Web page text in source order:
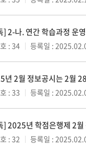
] 2-나. 연간 학습과정 운
: 34 등록일 :
년 2월 정보공시는 2월
: 33 등록일 :
] 2025년 학점은행제 2월
: 32 등록일 :